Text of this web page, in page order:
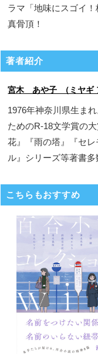
ラマ「地味にスゴイ
真骨頂！
著者紹介
宮木 あや子 （ミヤギ
1976年神奈川県生ま
ためのR-18文学賞の
花』『雨の塔』『セ
ル』シリーズ等著書多
こちらもおすすめ